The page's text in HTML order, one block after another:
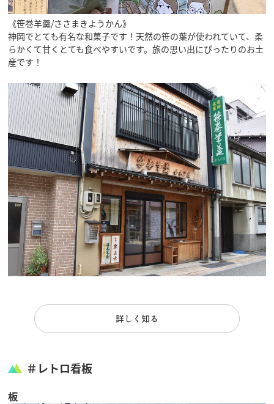
コラム
モデルコース
スポット
イベント
グルメ・おみやげ
宿泊予約
アクセス
飛騨市の６つの魅力
ひだじまん図鑑
交通機関・道路情報
飛騨古川の駐車場
よくある質問
お知らせ
当サイトについて
協会について
パンフレット
写真ダウンロード
お問い合わせ
《笹巻羊羹/ささまきようかん》
神岡でとても有名な和菓子です！天然の笹の葉が使われていて、柔
らかくて甘くとても食べやすいです。旅の思い出にぴったりのお土
産です！
詳しく知る
＃レトロ看板
板